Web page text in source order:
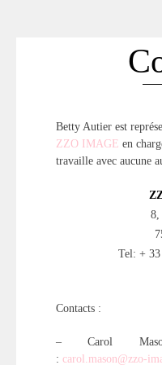
Betty Autier est
ZZO IMAGE en
travaille avec aucune
8,
Tel: +
Contacts :
– Carol
: carol.mason@zzo-